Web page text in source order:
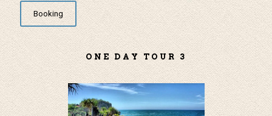
Booking
ONE DAY TOUR 3